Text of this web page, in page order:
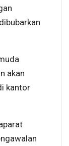
akan
kantor